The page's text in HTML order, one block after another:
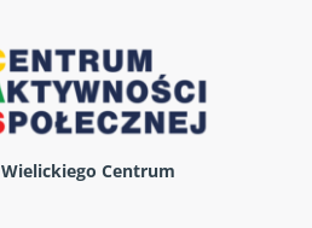
Wielickiego Centrum